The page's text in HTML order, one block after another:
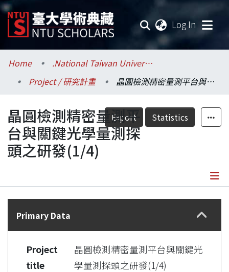
Log In
Communities & Collections
Research Outputs
Fundings & Projects
Researchers
Statistics
Home
.National Taiwan University / 國立臺灣大學
Project / 研究計畫
晶圓檢測精密量測平台與關鍵光學量測探頭之研發(1/4)
Export Statistics
晶圓檢測精密量測平
台與關鍵光學量測探
頭之研發(1/4)
Details
Primary Data
Project
title
晶圓檢測精密量測平台與關鍵光
學量測探頭之研發(1/4)